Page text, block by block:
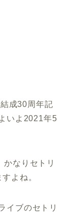
成30周年記
いよ2021年5
なりセトリ
よね。
イブのセトリ